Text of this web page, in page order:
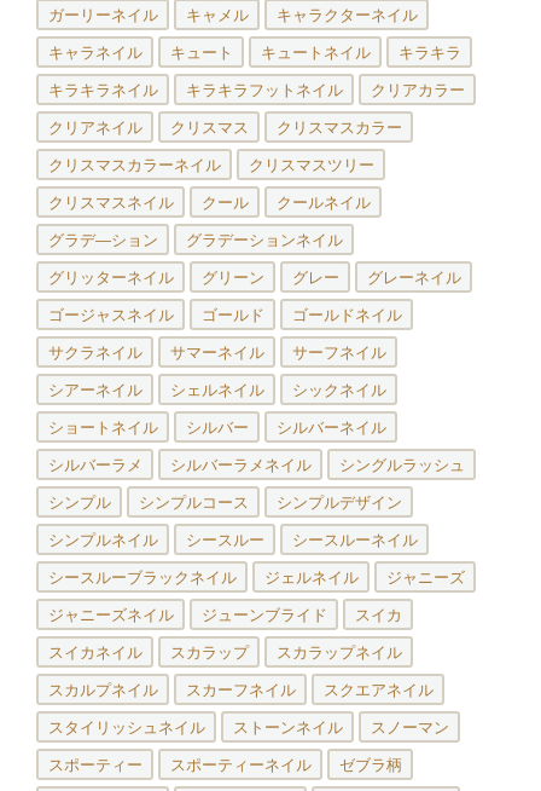
ガーリーネイル キャメル キャラクターネイル
キャラネイル キュート キュートネイル キラキラ
キラキラネイル キラキラフットネイル クリアカラー
クリアネイル クリスマス クリスマスカラー
クリスマスカラーネイル クリスマスツリー
クリスマスネイル クール クールネイル
グラデ―ション グラデーションネイル
グリッターネイル グリーン グレー グレーネイル
ゴージャスネイル ゴールド ゴールドネイル
サクラネイル サマーネイル サーフネイル
シアーネイル シェルネイル シックネイル
ショートネイル シルバー シルバーネイル
シルバーラメ シルバーラメネイル シングルラッシュ
シンプル シンプルコース シンプルデザイン
シンプルネイル シースルー シースルーネイル
シースルーブラックネイル ジェルネイル ジャニーズ
ジャニーズネイル ジューンブライド スイカ
スイカネイル スカラップ スカラップネイル
スカルプネイル スカーフネイル スクエアネイル
スタイリッシュネイル ストーンネイル スノーマン
スポーティー スポーティーネイル ゼブラ柄